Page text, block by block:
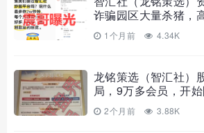
诈骗园区大量杀猪，
1个月前 4.34K
龙铭策选（智汇社）
局，9万多会员，开
现，教你如何安全撤离
2个月前 3.88K